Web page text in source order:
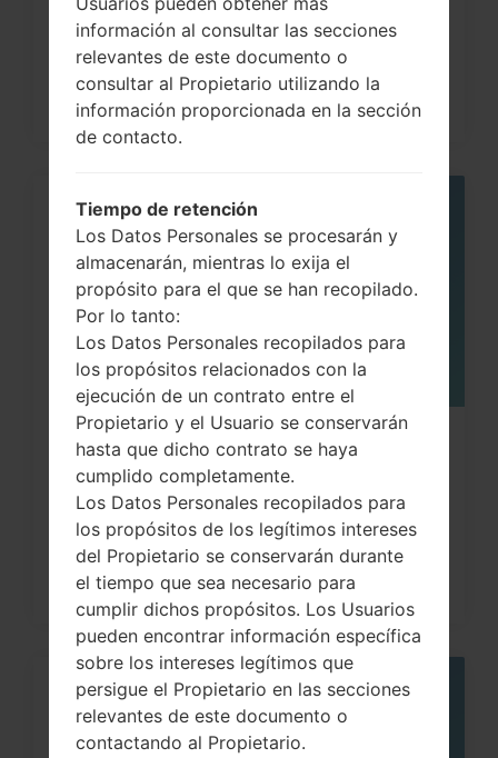
¿Cómo restablecer datos de fábrica
a través del código...
información al consultar las secciones
relevantes de este documento o
consultar al Propietario utilizando la
información proporcionada en la sección
de contacto.
Tiempo de retención
Los Datos Personales se procesarán y
almacenarán, mientras lo exija el
propósito para el que se han recopilado.
Por lo tanto:
Los Datos Personales recopilados para
los propósitos relacionados con la
ejecución de un contrato entre el
Propietario y el Usuario se conservarán
hasta que dicho contrato se haya
cumplido completamente.
Los Datos Personales recopilados para
los propósitos de los legítimos intereses
del Propietario se conservarán durante
el tiempo que sea necesario para
cumplir dichos propósitos. Los Usuarios
pueden encontrar información específica
sobre los intereses legítimos que
persigue el Propietario en las secciones
relevantes de este documento o
contactando al Propietario.